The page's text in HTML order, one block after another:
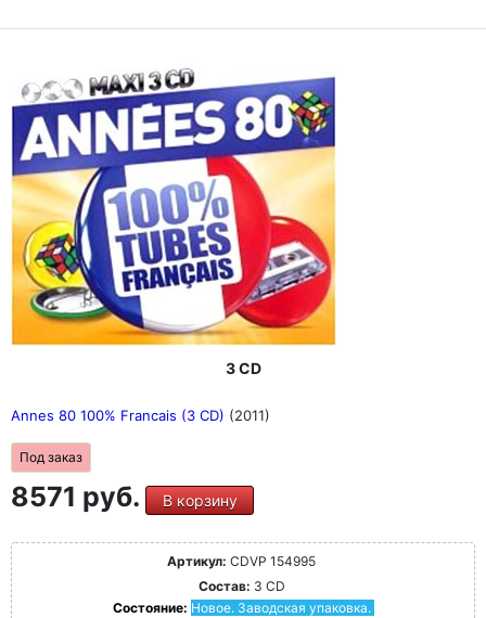
3 CD
Annes 80 100% Francais (3 CD) (2011)
Под заказ
8571 руб. В корзину
Артикул: CDVP 154995
Состав: 3 CD
Состояние: Новое. Заводская упаковка.